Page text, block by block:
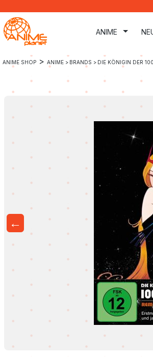
Hauptinhalt springen
Zur Suche springen
Zur Hauptnavigation springen
ANIME
ANIME SHOP > ANIME > BRANDS > DIE KÖNIGIN DER
←